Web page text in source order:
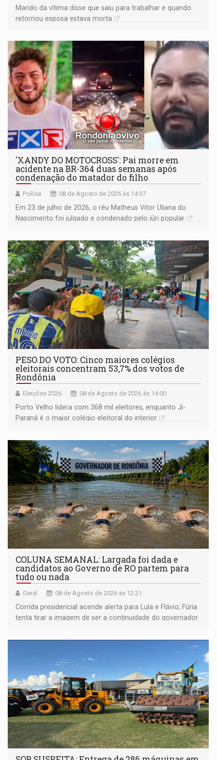
Marido da vítima disse que saiu para trabalhar e quando
retornou esposa estava morta
'XANDY DO MOTOCROSS': Pai morre em
acidente na BR-364 duas semanas após
condenação do matador do filho
Polícia 08 de Agosto de 2026 às 14:07
Em 23 de julho de 2026, o réu Matheus Vitor Uliana do
Nascimento foi julgado e condenado pelo júri popular
PESO DO VOTO: Cinco maiores colégios
eleitorais concentram 53,7% dos votos de
Rondônia
Eleições 2026 08 de Agosto de 2026 às 14:00
Porto Velho lidera com 368 mil eleitores, enquanto Ji-
Paraná é o maior colégio eleitoral do interior
COLUNA SEMANAL: Largada foi dada e
candidatos ao Governo de RO partem para
tudo ou nada
Geral 08 de Agosto de 2026 às 12:21
Corrida presidencial acende alerta para Lula e Flávio; Fúria
tenta tirar a imagem de ser a continuidade do governador
não ter entrado no modo eleição; ABAV faz evento em